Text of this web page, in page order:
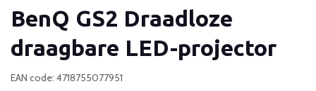
BenQ GS2 Draadloze
draagbare LED-projector
EAN code: 4718755077951